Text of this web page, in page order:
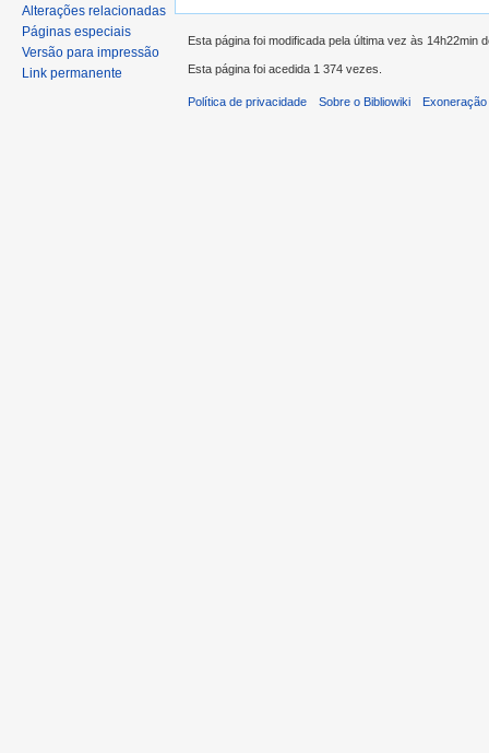
Alterações relacionadas
Páginas especiais
Versão para impressão
Link permanente
Esta página foi modificada pela última vez às 14h22min
Esta página foi acedida 1 374 vezes.
Política de privacidade Sobre o Bibliowiki